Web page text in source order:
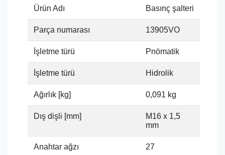
Ürün Adı Basınç şalteri
Parça numarası 13905VO
İşletme türü Pnömatik
İşletme türü Hidrolik
Ağırlık [kg] 0,091 kg
Dış dişli [mm]
M16 x 1,5
mm
Anahtar ağzı 27